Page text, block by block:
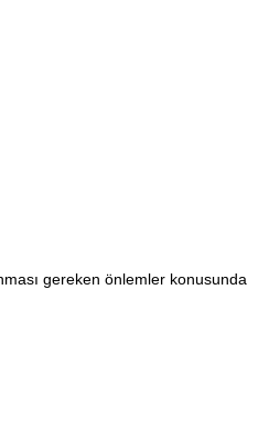
gereken önlemler konusunda